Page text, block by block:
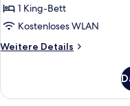
1 King-Bett
Kostenloses WLAN
Weitere Details
Weitere